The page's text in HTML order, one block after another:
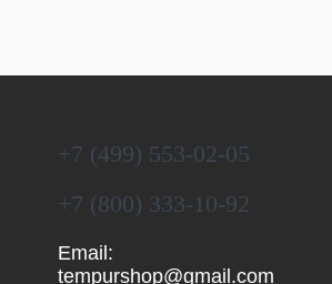
+7 (499) 553-02-05
+7 (800) 333-10-92
Email:
tempurshop@gmail.com